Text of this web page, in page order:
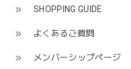
SHOPPING GUIDE
よくあるご質問
メンバーシップページ